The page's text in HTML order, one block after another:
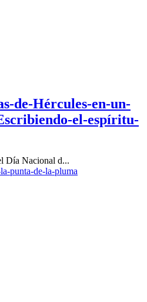
de-Hércules-en-un-
el-espíritu-
Día Nacional d...